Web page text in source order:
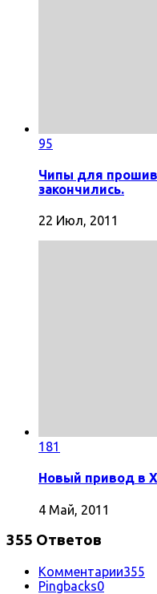
95
Чипы для
закончились.
22 Июл, 2011
181
Новый привод в
4 Май, 2011
355 Ответов
Комментарии355
Pingbacks0